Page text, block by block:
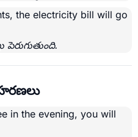
the electricity bill will go
పెరుగుతుంది.
in the evening, you will